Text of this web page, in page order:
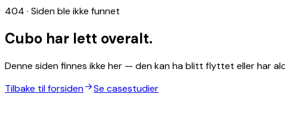
404 · Siden ble ikke funnet
Cubo har lett overalt.
Denne siden finnes ikke her — den kan ha blitt flyttet eller har
Tilbake til forsiden
Se casestudier